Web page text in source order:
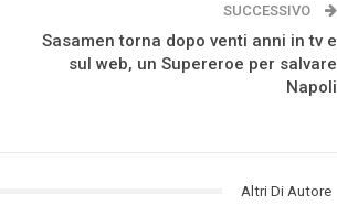
SUCCESSIVO
Sasamen torna dopo venti anni in tv e
sul web, un Supereroe per salvare
Napoli
Altri Di Autore